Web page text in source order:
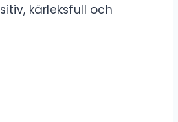
kärleksfull och